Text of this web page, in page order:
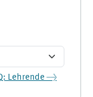
Lehrende →